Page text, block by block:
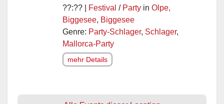
??:?? | Festival / Party in Olpe,
Biggesee, Biggesee
Genre: Party-Schlager, Schlager,
Mallorca-Party
mehr Details